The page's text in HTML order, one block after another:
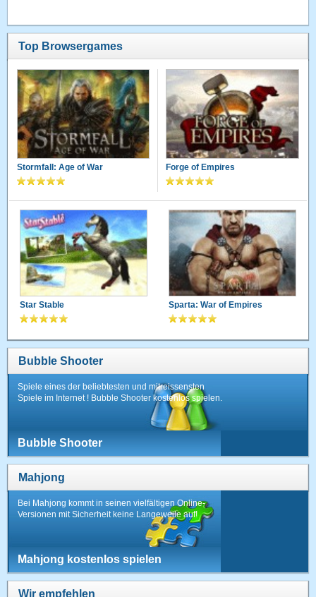
Top Browsergames
Stormfall: Age of War Forge of Empires
Star Stable Sparta: War of Empires
Bubble Shooter
Spiele eines der beliebtesten und mitreissensten
Spiele im Internet ! Bubble Shooter kostenlos spielen.
Bubble Shooter
Mahjong
Bei Mahjong kommt in seinen vielfältigen Online-
Versionen mit Sicherheit keine Langeweile auf!
Mahjong kostenlos spielen
Wir empfehlen